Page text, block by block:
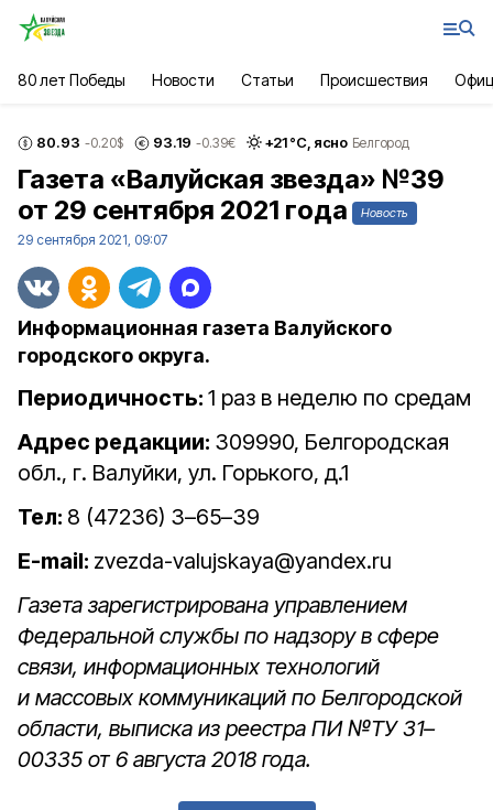
80 лет Победы Новости Статьи Происшествия
80.93 -0.20$ 93.19 -0.39€ +21°С, ясно Белгород
Газета «Валуйская звезда» №39
от 29 сентября 2021 года
Новость
29 сентября 2021, 09:07
Информационная газета Валуйского
городского округа.
Периодичность: 1 раз в неделю по средам
Адрес редакции: 309990, Белгородская
обл., г. Валуйки, ул. Горького, д.1
Тел: 8 (47236) 3–65–39
E-mail: zvezda-valujskaya@yandex.ru
Газета зарегистрирована управлением
Федеральной службы по надзору в сфере
связи, информационных технологий
и массовых коммуникаций по Белгородской
области, выписка из реестра ПИ №ТУ 31–
00335 от 6 августа 2018 года.